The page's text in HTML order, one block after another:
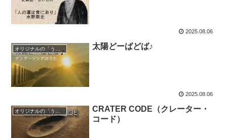
2025.08.06
太陽どーばどば♪
2025.08.06
オリジナルの「うた」♪
CRATER CODE（クレーター・
コード）